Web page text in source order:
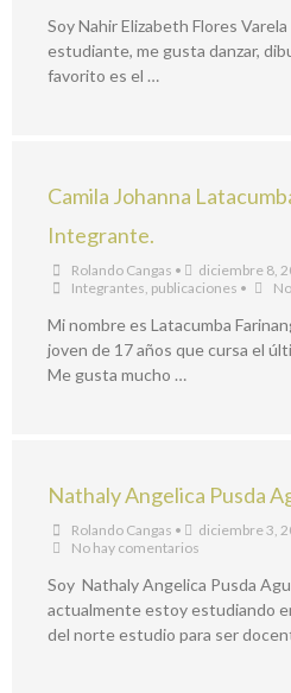
Soy Nahir Elizabeth Flores
estudiante, me gusta danzar,
favorito es el …
Camila Johanna
Integrante.
Rolando Cangas • diciembre 8,
Integrantes, publicaciones •
Mi nombre es Latacumba
joven de 17 años que cursa el
Me gusta mucho …
Nathaly Angelica Pusda
Rolando Cangas • diciembre 3,
No hay comentarios
Soy Nathaly Angelica Pusda
actualmente estoy estudiando
del norte estudio para ser